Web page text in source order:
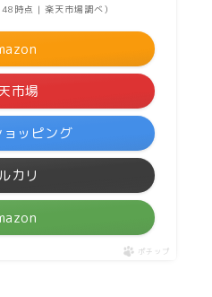
時点 | 楽天市場調べ）
市場
ッピング
カリ
ポチップ